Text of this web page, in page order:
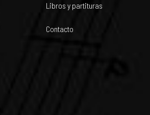
Libros y partituras
Contacto